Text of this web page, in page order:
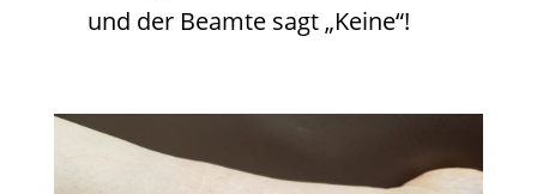
und der Beamte sagt „Keine“!